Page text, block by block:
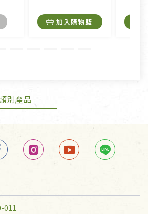
罩個人衛生用品除商品本身有瑕疵
解除權合理例外情事適用準
知：
式或未使用原箱退回，導致書籍有
污損或凹角，將不接受退貨，也不
，為敬重法寶故，里仁網購無法
若需將手抄稿寄還給消費者，因而
將由消費者負擔。
加入購物籃
別產品
011